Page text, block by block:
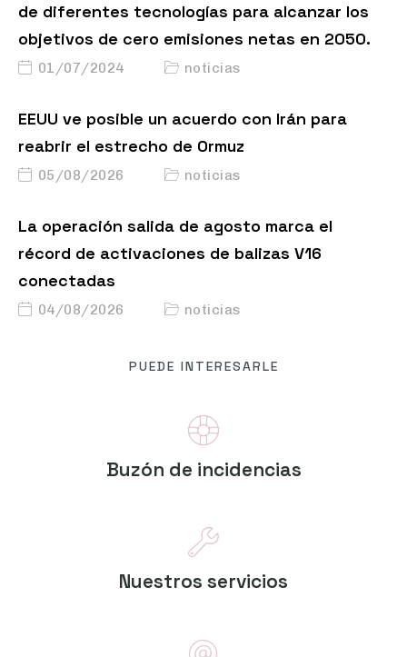
de diferentes tecnologías para alcanzar los
objetivos de cero emisiones netas en 2050.
01/07/2024 noticias
EEUU ve posible un acuerdo con Irán para
reabrir el estrecho de Ormuz
05/08/2026 noticias
La operación salida de agosto marca el
récord de activaciones de balizas V16
conectadas
04/08/2026 noticias
PUEDE INTERESARLE
Buzón de incidencias
Nuestros servicios